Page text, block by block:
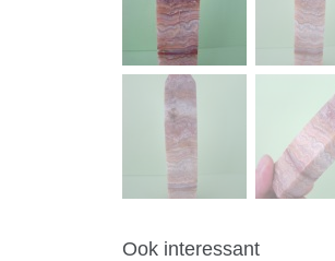
Ook interessant